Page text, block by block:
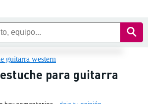
guitarra western
estuche para guitarra